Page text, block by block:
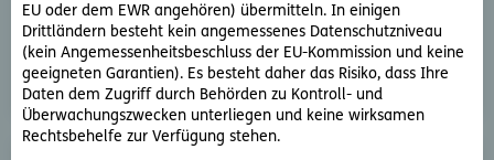
EU oder dem EWR angehören) übermitteln. In einigen
Drittländern besteht kein angemessenes Datenschutzniveau
(kein Angemessenheitsbeschluss der EU-Kommission und keine
geeigneten Garantien). Es besteht daher das Risiko, dass Ihre
Daten dem Zugriff durch Behörden zu Kontroll- und
Überwachungszwecken unterliegen und keine wirksamen
Rechtsbehelfe zur Verfügung stehen.
Rechtsfrage stellen